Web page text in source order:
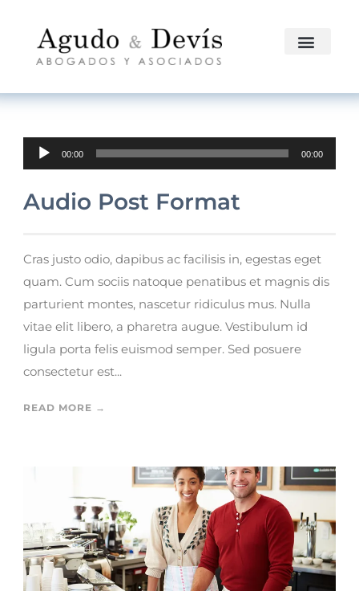
Reproductor de audio
00:00 00:00
Audio Post Format
Cras justo odio, dapibus ac facilisis in, egestas eget
quam. Cum sociis natoque penatibus et magnis dis
parturient montes, nascetur ridiculus mus. Nulla
vitae elit libero, a pharetra augue. Vestibulum id
ligula porta felis euismod semper. Sed posuere
consectetur est...
READ MORE →